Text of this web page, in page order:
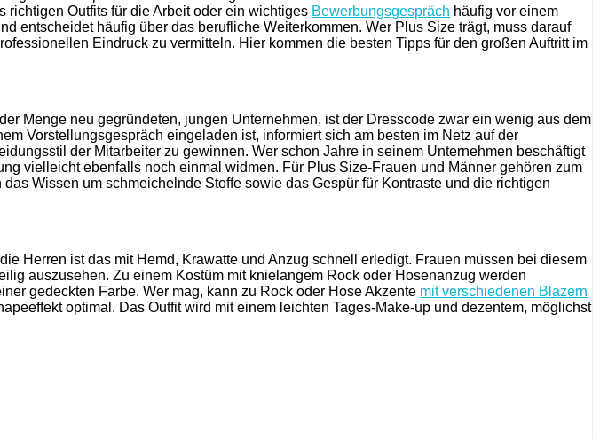
richtigen Outfits für die Arbeit oder ein wichtiges Bewerbungsgespräch häufig vor einem
entscheidet häufig über das berufliche Weiterkommen. Wer Plus Size trägt, muss darauf
Eindruck zu vermitteln. Hier kommen die besten Tipps für den großen Auftritt im
Menge neu gegründeten, jungen Unternehmen, ist der Dresscode zwar ein wenig aus dem
Vorstellungsgespräch eingeladen ist, informiert sich am besten im Netz auf der
der Mitarbeiter zu gewinnen. Wer schon Jahre in seinem Unternehmen beschäftigt
vielleicht ebenfalls noch einmal widmen. Für Plus Size-Frauen und Männer gehören zum
Wissen um schmeichelnde Stoffe sowie das Gespür für Kontraste und die richtigen
Herren ist das mit Hemd, Krawatte und Anzug schnell erledigt. Frauen müssen bei diesem
auszusehen. Zu einem Kostüm mit knielangem Rock oder Hosenanzug werden
gedeckten Farbe. Wer mag, kann zu Rock oder Hose Akzente mit verschiedenen Blazern
optimal. Das Outfit wird mit einem leichten Tages-Make-up und dezentem, möglichst